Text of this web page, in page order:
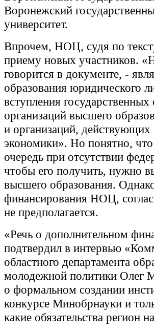
Воронежский
университет.
Впрочем, НОЦ, судя по
приему новых участников.
говорится в документе, -
образования юридического
вступления государственных
организаций высшего
и организаций, действующих
экономики». Но понятно,
очередь при отсутствии
чтобы его получить, нужно
высшего образования.
финансирования НОЦ,
не предполагается.
«Речь о дополнительном
подтвердил в интервью
областного департамента
молодежной политики Олег
о формальном создании
конкурсе Минобрнауки и
какие обязательства регион